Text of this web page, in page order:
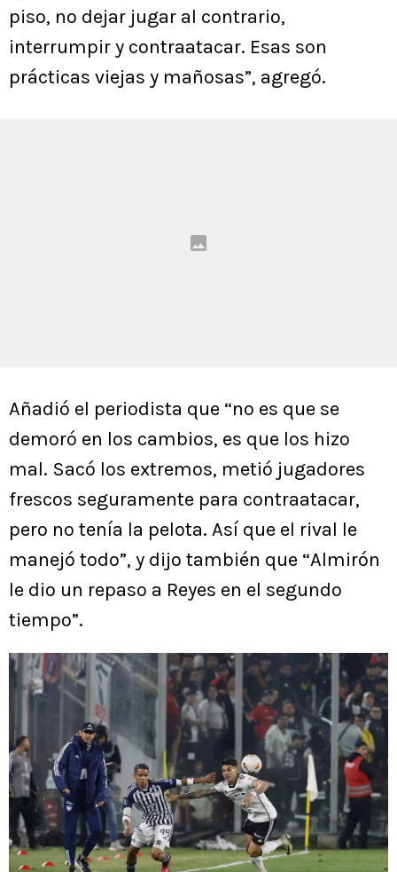
piso, no dejar jugar al contrario,
interrumpir y contraatacar. Esas son
prácticas viejas y mañosas”, agregó.
Añadió el periodista que “no es que se
demoró en los cambios, es que los hizo
mal. Sacó los extremos, metió jugadores
frescos seguramente para contraatacar,
pero no tenía la pelota. Así que el rival le
manejó todo”, y dijo también que “Almirón
le dio un repaso a Reyes en el segundo
tiempo”.